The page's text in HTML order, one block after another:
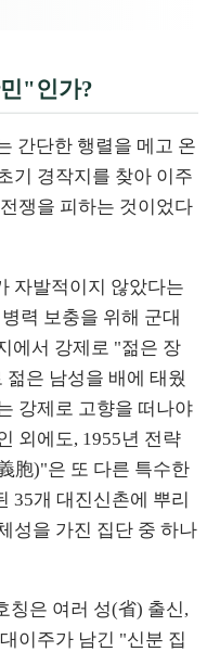
"인가?
간단한 행렬을 메고 온
기 경작지를 찾아 이주
쟁을 피하는 것이었다
자발적이지 않았다는
력 보충을 위해 군대
에서 강제로 "젊은 장
은 남성을 배에 태웠
강제로 고향을 떠나야
외에도, 1955년 전략
胞)"은 또 다른 특수한
35개 대진신촌에 뿌리
성을 가진 집단 중 하나
칭은 여러 성(省) 출신,
이주가 남긴 "신분 집